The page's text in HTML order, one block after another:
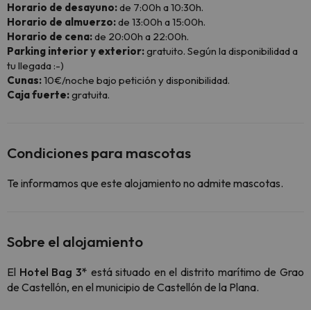
Horario de desayuno:de 7:00h a 10:30h.
Horario de almuerzo:de 13:00h a 15:00h.
Horario de cena:de 20:00h a 22:00h.
Parking interior y exterior:gratuito. Según la disponibilidad a
tu llegada :-)
Cunas:10€/noche bajo petición y disponibilidad.
Caja fuerte:gratuita.
Condiciones para mascotas
Te informamos que este alojamiento no admite mascotas.
Sobre el alojamiento
El Hotel Bag 3* está situado en el distrito marítimo de Grao
de Castellón, en el municipio de Castellón de la Plana.